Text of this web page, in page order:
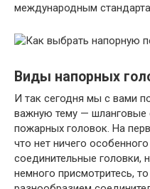
международным
Виды напорных
И так сегодня мы с вами
важную тему — шланговые
пожарных головок. На
что нет ничего
соединительные головки,
немного присмотритесь,